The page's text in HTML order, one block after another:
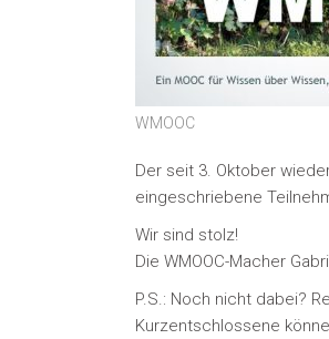
WMOOC
Der seit 3. Oktober
eingeschriebene
Wir sind stolz!
Die WMOOC-Macher
P.S.: Noch nicht dabei?
Kurzentschlossene